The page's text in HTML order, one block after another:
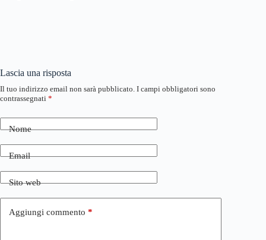
Lascia una risposta
Il tuo indirizzo email non sarà pubblicato. I campi obbligatori sono
contrassegnati *
Nome
Email
Sito web
Aggiungi commento *